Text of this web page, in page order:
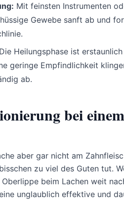
Mit feinsten Instrumenten
Gewebe sanft ab und
Die Heilungsphase ist
geringe Empfindlichkeit
ab.
bei
aber gar nicht am
zu viel des Guten tut.
beim Lachen weit
unglaublich effektive und